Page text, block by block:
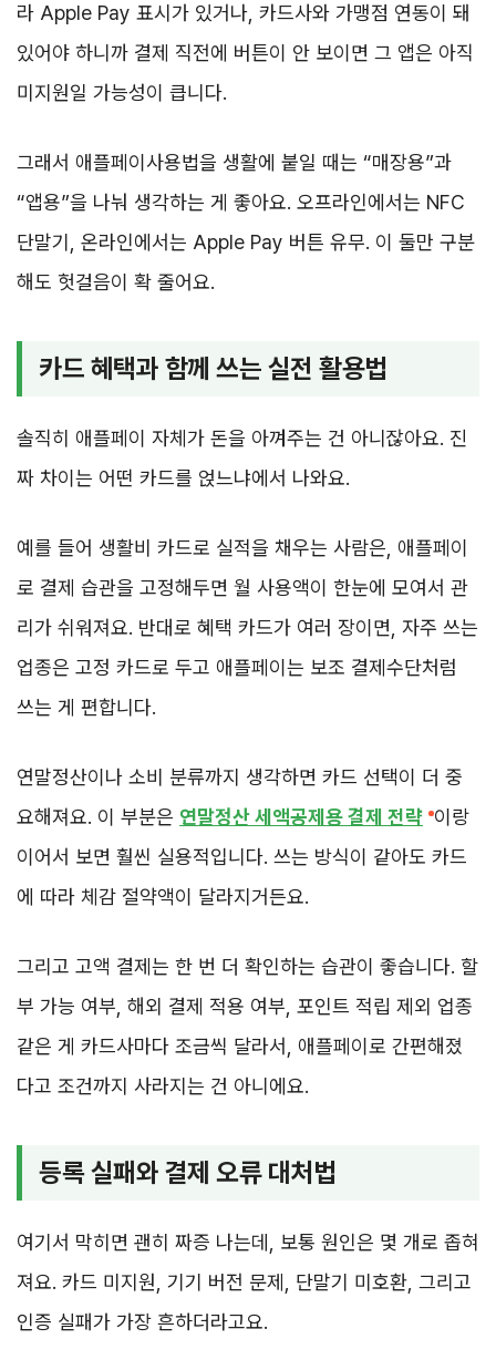
라 Apple Pay 표시가 있거나, 카드사와 가맹점 연동이 돼
있어야 하니까 결제 직전에 버튼이 안 보이면 그 앱은 아직
미지원일 가능성이 큽니다.
그래서 애플페이사용법을 생활에 붙일 때는 “매장용”과
“앱용”을 나눠 생각하는 게 좋아요. 오프라인에서는 NFC
단말기, 온라인에서는 Apple Pay 버튼 유무. 이 둘만 구분
해도 헛걸음이 확 줄어요.
카드 혜택과 함께 쓰는 실전 활용법
솔직히 애플페이 자체가 돈을 아껴주는 건 아니잖아요. 진
짜 차이는 어떤 카드를 얹느냐에서 나와요.
예를 들어 생활비 카드로 실적을 채우는 사람은, 애플페이
로 결제 습관을 고정해두면 월 사용액이 한눈에 모여서 관
리가 쉬워져요. 반대로 혜택 카드가 여러 장이면, 자주 쓰는
업종은 고정 카드로 두고 애플페이는 보조 결제수단처럼
쓰는 게 편합니다.
연말정산이나 소비 분류까지 생각하면 카드 선택이 더 중
요해져요. 이 부분은 연말정산 세액공제용 결제 전략 이랑
이어서 보면 훨씬 실용적입니다. 쓰는 방식이 같아도 카드
에 따라 체감 절약액이 달라지거든요.
그리고 고액 결제는 한 번 더 확인하는 습관이 좋습니다. 할
부 가능 여부, 해외 결제 적용 여부, 포인트 적립 제외 업종
같은 게 카드사마다 조금씩 달라서, 애플페이로 간편해졌
다고 조건까지 사라지는 건 아니에요.
등록 실패와 결제 오류 대처법
여기서 막히면 괜히 짜증 나는데, 보통 원인은 몇 개로 좁혀
져요. 카드 미지원, 기기 버전 문제, 단말기 미호환, 그리고
인증 실패가 가장 흔하더라고요.